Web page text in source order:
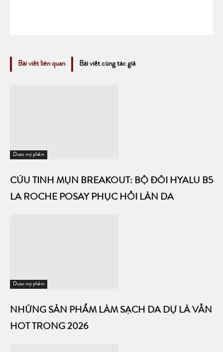
Bài viết liên quan Bài viết cùng tác giả
Dược mỹ phẩm
CỨU TINH MỤN BREAKOUT: BỘ ĐÔI HYALU B5
LA ROCHE POSAY PHỤC HỒI LÀN DA
Dược mỹ phẩm
NHỮNG SẢN PHẨM LÀM SẠCH DA DỰ LÀ VẪN
HOT TRONG 2026